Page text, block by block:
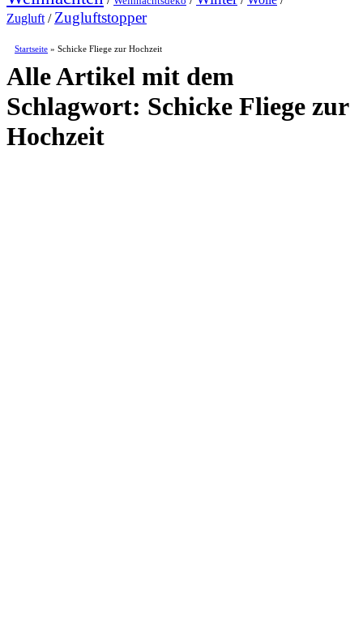
Zugluft / Zugluftstopper
Startseite » Schicke Fliege zur Hochzeit
Alle Artikel mit dem
Schlagwort: Schicke Fliege zur
Hochzeit